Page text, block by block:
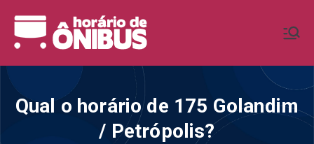
para
Ônibus BR
Horários de Ônibus de todo o
Qual o horário de 175 Golandim
/ Petrópolis?